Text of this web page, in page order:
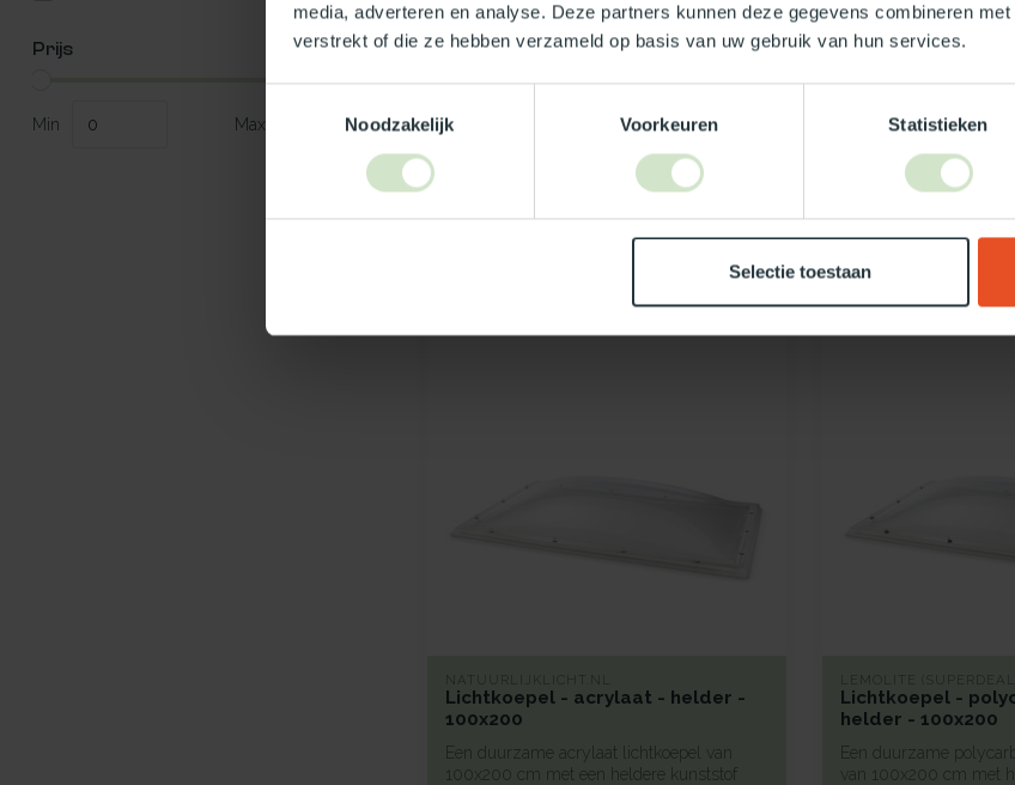
media, adverteren en analyse. Deze partners kunnen deze gegevens combineren
verstrekt of die ze hebben verzameld op basis van uw gebruik van hun services.
Noodzakelijk
Voorkeuren Statistieken
Selectie toestaan
Prijs
Min Max
Gebruik onze daglicht
Twijfel je over welke daglicht oplossing het beste bij jou
Gebruik onze keuzehulp Neem contact op
NATUURLIJKLICHT.NL
Lichtkoepel - acrylaat - helder -
100x200
Een duurzame acrylaat lichtkoepel van
100x200 cm met een heldere kunststof
LEMOLITE (SUPERDEAL)
Lichtkoepel -
helder - 100x200
Een duurzame
van 100x200 cm met